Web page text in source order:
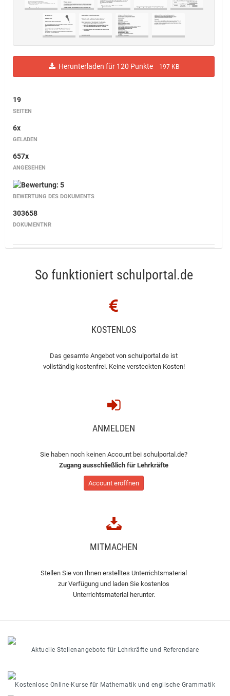
Herunterladen für 120 Punkte 197 KB
19
SEITEN
6x
GELADEN
657x
ANGESEHEN
BEWERTUNG DES DOKUMENTS
303658
DOKUMENTNR
So funktioniert schulportal.de
KOSTENLOS
Das gesamte Angebot von schulportal.de ist
vollständig kostenfrei. Keine versteckten Kosten!
ANMELDEN
Sie haben noch keinen Account bei schulportal.de?
Zugang ausschließlich für Lehrkräfte
Account eröffnen
MITMACHEN
Stellen Sie von Ihnen erstelltes Unterrichtsmaterial
zur Verfügung und laden Sie kostenlos
Unterrichtsmaterial herunter.
Aktuelle Stellenangebote für Lehrkräfte und Referendare
Kostenlose Online-Kurse für Mathematik und englische Grammatik